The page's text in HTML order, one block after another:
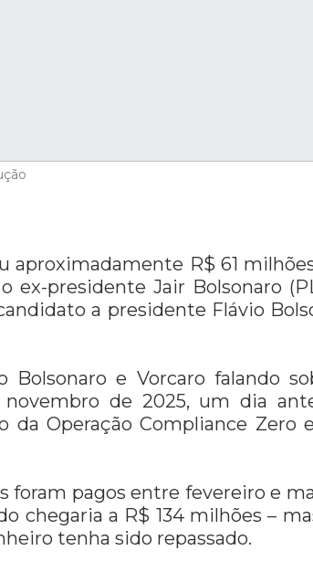
aproximadamente R$ 61
ex-presidente Jair Bolsonaro
a presidente Flávio
Bolsonaro e Vorcaro falando
de 2025, um dia
Operação Compliance Zero
foram pagos entre fevereiro e
chegaria a R$ 134 milhões –
tenha sido repassado.